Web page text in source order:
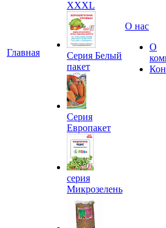
Главная
XXXL
Серия Белый
пакет
Серия
Европакет
серия
Микрозелень
О нас
О